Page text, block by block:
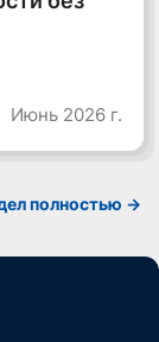
Июнь 2026 г.
полностью ->